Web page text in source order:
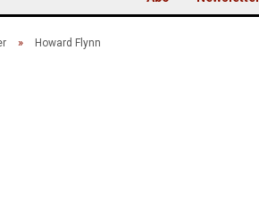
» Howard Flynn